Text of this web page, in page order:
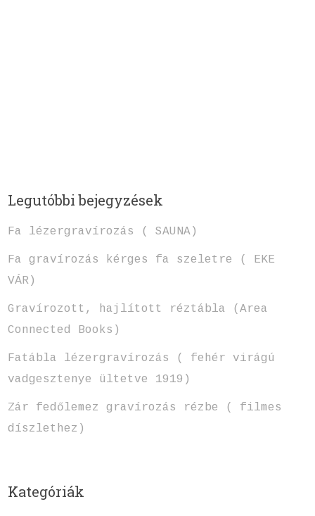
Legutóbbi bejegyzések
Fa lézergravírozás ( SAUNA)
Fa gravírozás kérges fa szeletre ( EKE
VÁR)
Gravírozott, hajlított réztábla (Area
Connected Books)
Fatábla lézergravírozás ( fehér virágú
vadgesztenye ültetve 1919)
Zár fedőlemez gravírozás rézbe ( filmes
díszlethez)
Kategóriák